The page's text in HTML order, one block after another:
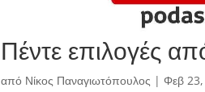
Πέντε επιλογές
από Νίκος Παναγιωτόπουλος | Φεβ